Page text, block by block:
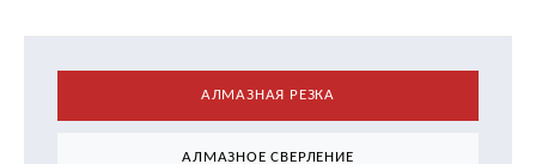
АЛМАЗНАЯ РЕЗКА
АЛМАЗНОЕ СВЕРЛЕНИЕ